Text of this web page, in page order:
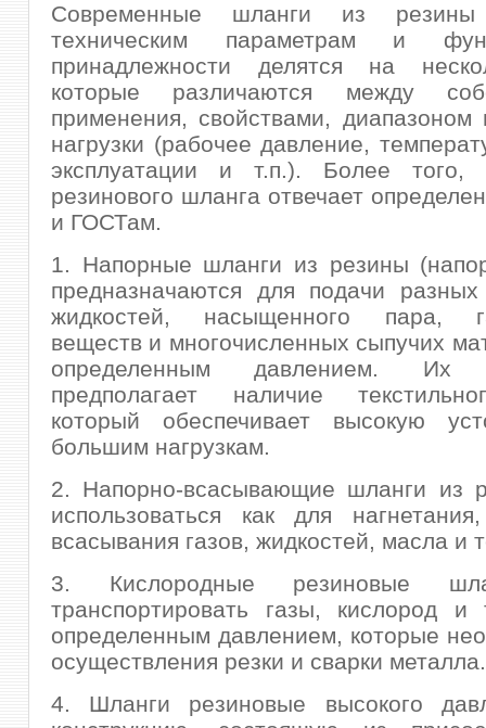
Современные шланги из
техническим параметрам и
принадлежности делятся на
которые различаются между
применения, свойствами, диапазоном
нагрузки (рабочее давление,
эксплуатации и т.п.). Более того,
резинового шланга отвечает
и ГОСТам.
1. Напорные шланги из резины
предназначаются для подачи разных
жидкостей, насыщенного пара,
веществ и многочисленных сыпучих
определенным давлением. Их
предполагает наличие
который обеспечивает высокую
большим нагрузкам.
2. Напорно-всасывающие шланги из
использоваться как для
всасывания газов, жидкостей, масла и
3. Кислородные резиновые
транспортировать газы, кислород и
определенным давлением, которые
осуществления резки и сварки металла.
4. Шланги резиновые высокого